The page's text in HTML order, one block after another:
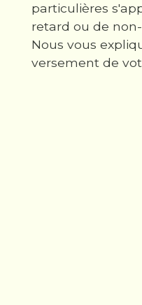
particulières
retard ou de
Nous vous
versement de